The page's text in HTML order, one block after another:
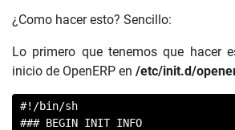
¿Como hacer esto? Sencillo:
Lo primero que tenemos que hacer
inicio de OpenERP en /etc/init.d/
#!/bin/sh
### BEGIN INIT INFO